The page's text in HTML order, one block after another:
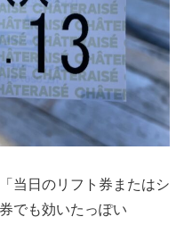
当日のリフト券またはシ
でも効いたっぽい